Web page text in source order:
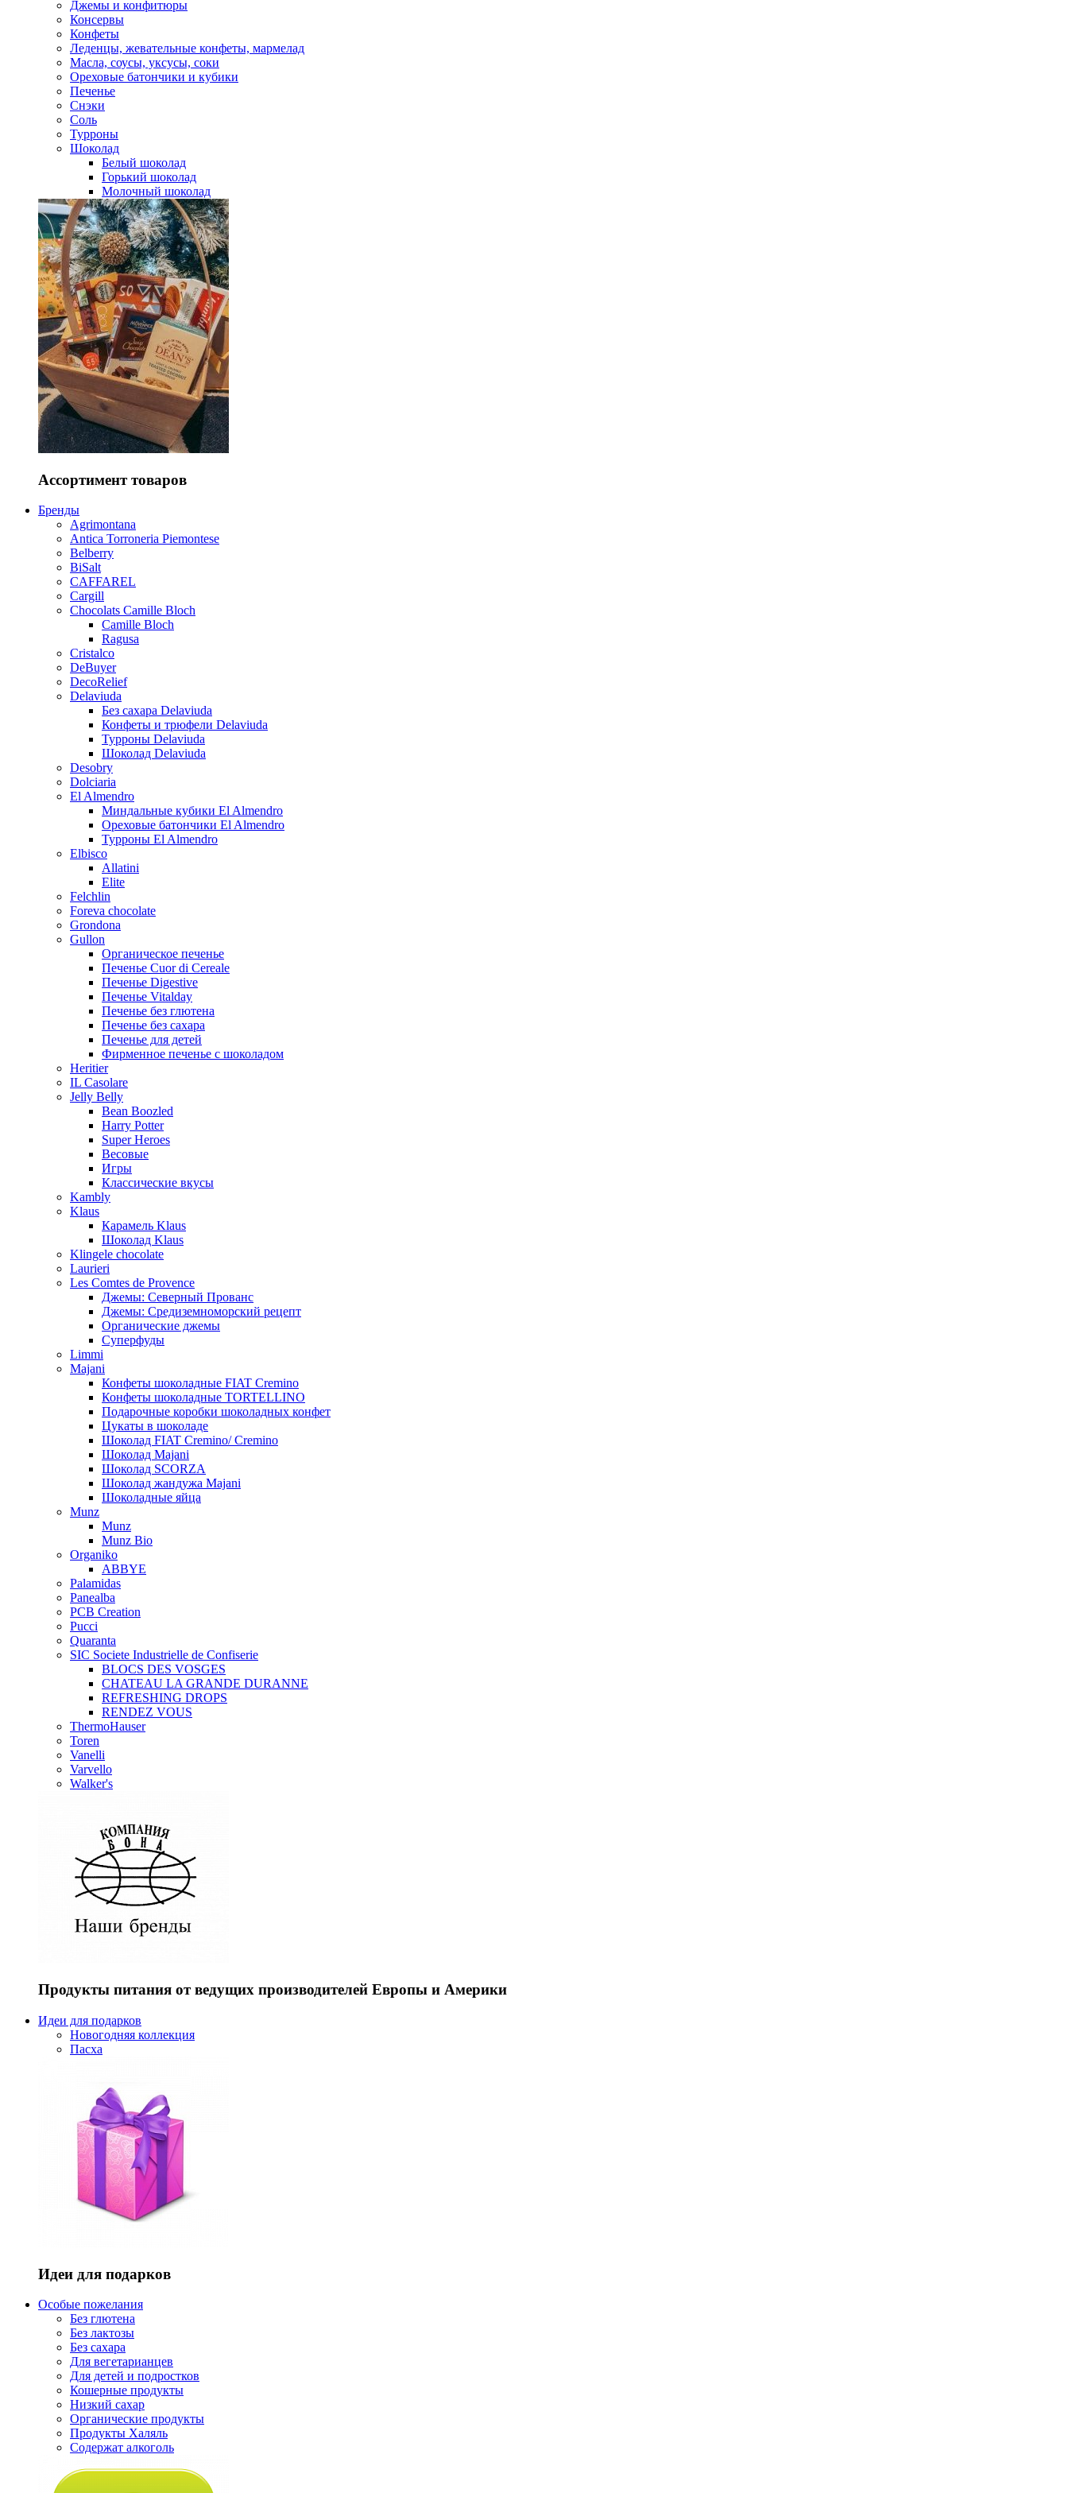
Джемы и конфитюры
Консервы
Конфеты
Леденцы, жевательные конфеты, мармелад
Масла, соусы, уксусы, соки
Ореховые батончики и кубики
Печенье
Снэки
Соль
Турроны
Шоколад
Белый шоколад
Горький шоколад
Молочный шоколад
Ассортимент товаров
Бренды
Agrimontana
Antica Torroneria Piemontese
Belberry
BiSalt
CAFFAREL
Cargill
Chocolats Camille Bloch
Camille Bloch
Ragusa
Cristalco
DeBuyer
DecoRelief
Delaviuda
Без сахара Delaviuda
Конфеты и трюфели Delaviuda
Турроны Delaviuda
Шоколад Delaviuda
Desobry
Dolciaria
El Almendro
Миндальные кубики El Almendro
Ореховые батончики El Almendro
Турроны El Almendro
Elbisco
Allatini
Elite
Felchlin
Foreva chocolate
Grondona
Gullon
Органическое печенье
Печенье Cuor di Cereale
Печенье Digestive
Печенье Vitalday
Печенье без глютена
Печенье без сахара
Печенье для детей
Фирменное печенье с шоколадом
Heritier
IL Casolare
Jelly Belly
Bean Boozled
Harry Potter
Super Heroes
Весовые
Игры
Классические вкусы
Kambly
Klaus
Карамель Klaus
Шоколад Klaus
Klingele chocolate
Laurieri
Les Comtes de Provence
Джемы: Северный Прованс
Джемы: Средиземноморский рецепт
Органические джемы
Суперфуды
Limmi
Majani
Конфеты шоколадные FIAT Cremino
Конфеты шоколадные TORTELLINO
Подарочные коробки шоколадных конфет
Цукаты в шоколаде
Шоколад FIAT Cremino/ Cremino
Шоколад Majani
Шоколад SCORZA
Шоколад жандужа Majani
Шоколадные яйца
Munz
Munz
Munz Bio
Organiko
ABBYE
Palamidas
Panealba
PCB Creation
Pucci
Quaranta
SIC Societe Industrielle de Confiserie
BLOCS DES VOSGES
CHATEAU LA GRANDE DURANNE
REFRESHING DROPS
RENDEZ VOUS
ThermoHauser
Toren
Vanelli
Varvello
Walker's
Продукты питания от ведущих производителей Европы и Америки
Идеи для подарков
Новогодняя коллекция
Пасха
Идеи для подарков
Особые пожелания
Без глютена
Без лактозы
Без сахара
Для вегетарианцев
Для детей и подростков
Кошерные продукты
Низкий сахар
Органические продукты
Продукты Халяль
Содержат алкоголь